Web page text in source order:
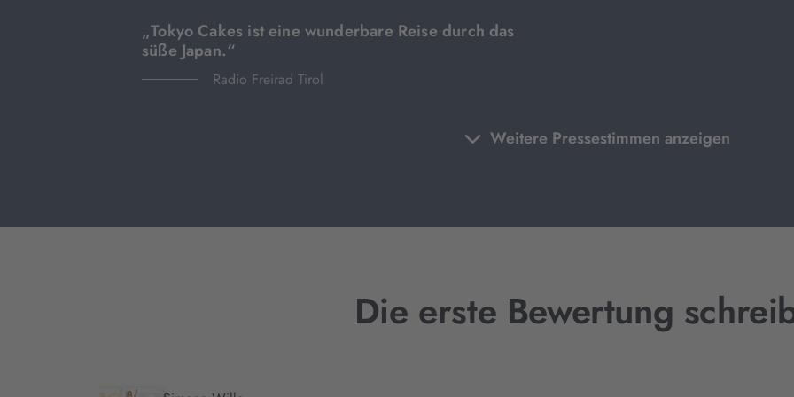
„Tokyo Cakes ist eine wunderbare Reise durch das
süße Japan.“
Radio Freirad Tirol
Weitere Pressestimmen anzeigen
Die erste Bewertung